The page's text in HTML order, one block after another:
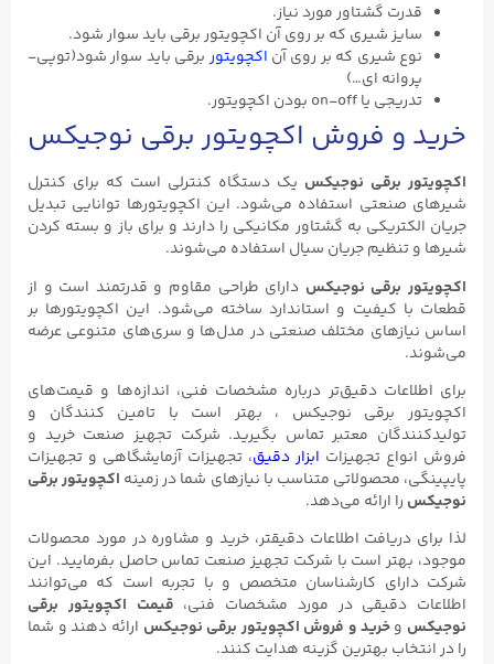
قدرت گشتاور مورد نیاز.
سایز شیری که بر روی آن اکچویتور برقی باید سوار شود.
نوع شیری که بر روی آن اکچویتوربرقی باید سوار شود(توپی-
پروانه ای…)
تدریجی یا on-off بودن اکچویتور.
خرید و فروش اکچویتور برقی نوجیکس
اکچویتور برقی نوجیکس یک دستگاه کنترلی است که برای کنترل
شیرهای صنعتی استفاده می‌شود. این اکچویتورها توانایی تبدیل
جریان الکتریکی به گشتاور مکانیکی را دارند و برای باز و بسته کردن
شیرها و تنظیم جریان سیال استفاده می‌شوند.
اکچویتور برقی نوجیکس دارای طراحی مقاوم و قدرتمند است و از
قطعات با کیفیت و استاندارد ساخته می‌شود. این اکچویتورها بر
اساس نیازهای مختلف صنعتی در مدل‌ها و سری‌های متنوعی عرضه
می‌شوند.
برای اطلاعات دقیق‌تر درباره مشخصات فنی، اندازه‌ها و قیمت‌های
اکچویتور برقی نوجیکس ، بهتر است با تامین کنندگان و
تولیدکنندگان معتبر تماس بگیرید. شرکت تجهیز صنعت خرید و
فروش انواع تجهیزات ابزار دقیق، تجهیزات آزمایشگاهی و تجهیزات
پایپینگی، محصولاتی متناسب با نیازهای شما در زمینه اکچویتور برقی
نوجیکس را ارائه می‌دهد.
لذا برای دریافت اطلاعات دقیقتر، خرید و مشاوره در مورد محصولات
موجود، بهتر است با شرکت تجهیز صنعت تماس حاصل بفرمایید. این
شرکت دارای کارشناسان متخصص و با تجربه است که می‌توانند
اطلاعات دقیقی در مورد مشخصات فنی، قیمت اکچویتور برقی
نوجیکس وخرید و فروش اکچویتور برقی نوجیکس ارائه دهند و شما
را در انتخاب بهترین گزینه هدایت کنند.